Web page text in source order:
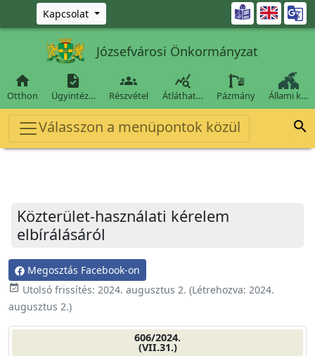
Ugrás a fő tartalomra
Kapcsolat 
Józsefvárosi Önkormányzat

Otthon

Ügyintéz…

Részvétel

Átláthat… Pázmány Állami k…
Válasszon a menüpontok közül 
Közterület-használati kérelem
elbírálásáról
Megosztás Facebook-on
event_available Utolsó frissítés: 2024. augusztus 2. (Létrehozva: 2024.
augusztus 2.)
606/2024.
(VII.31.)